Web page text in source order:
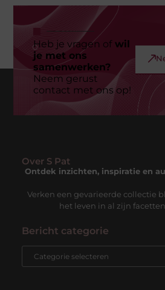
Heb je vragen ofwil
je met ons
samenwerken?
Neem gerust
contact met ons op!
Over S Pat
Ontdek inzichten, inspiratie en
Verken een gevarieerde collectie
het leven in al zijn
Bericht categorie